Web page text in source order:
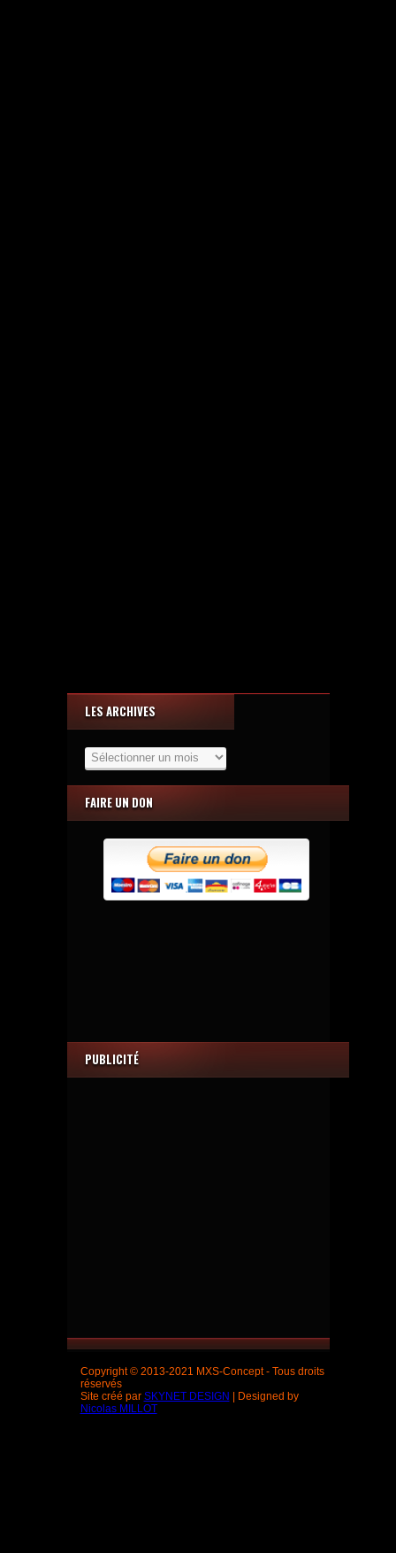
LES ARCHIVES
Archives
FAIRE UN DON
PUBLICITÉ
Copyright © 2013-2021 MXS-Concept - Tous droits
réservés
Site créé par SKYNET DESIGN
| Designed by
Nicolas MILLOT